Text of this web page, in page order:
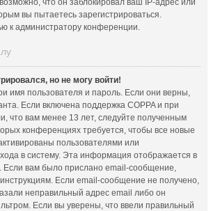
вы пытаетесь зарегистрироваться.
к администратору конференции.
но не могу войти!
имя пользователя и пароль. Если они верны,
Если включена поддержка COPPA и при
что вам менее 13 лет, следуйте полученным
конференциях требуется, чтобы все новые
пользователями или
в систему. Эта информация отображается в
Если вам было прислано email-сообщение,
Если email-сообщение не получено,
неправильный адрес email либо он
Если вы уверены, что ввели правильный